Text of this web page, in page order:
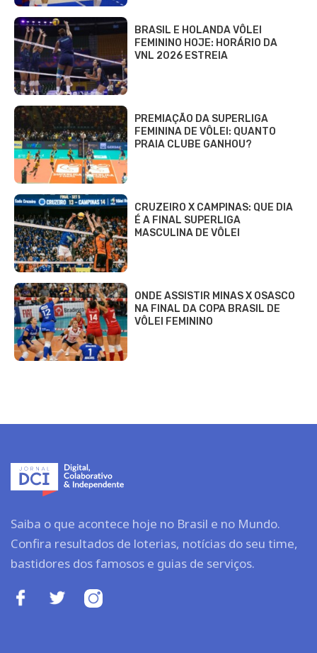
BRASIL E HOLANDA VÔLEI
FEMININO HOJE: HORÁRIO DA
VNL 2026 ESTREIA
PREMIAÇÃO DA SUPERLIGA
FEMININA DE VÔLEI: QUANTO
PRAIA CLUBE GANHOU?
CRUZEIRO X CAMPINAS: QUE DIA
É A FINAL SUPERLIGA
MASCULINA DE VÔLEI
ONDE ASSISTIR MINAS X OSASCO
NA FINAL DA COPA BRASIL DE
VÔLEI FEMININO
Saiba o que acontece hoje no Brasil e no Mundo.
Confira resultados de loterias, notícias do seu time,
bastidores dos famosos e guias de serviços.